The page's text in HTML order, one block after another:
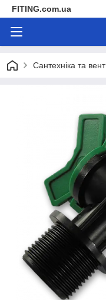
FITING.com.ua
Сантехніка та